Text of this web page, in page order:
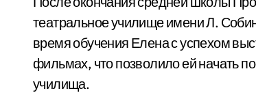
театральное училище имени Л.
время обучения Елена с успехом
фильмах, что позволило ей начать
училища.